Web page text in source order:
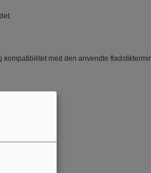
med den anvendte